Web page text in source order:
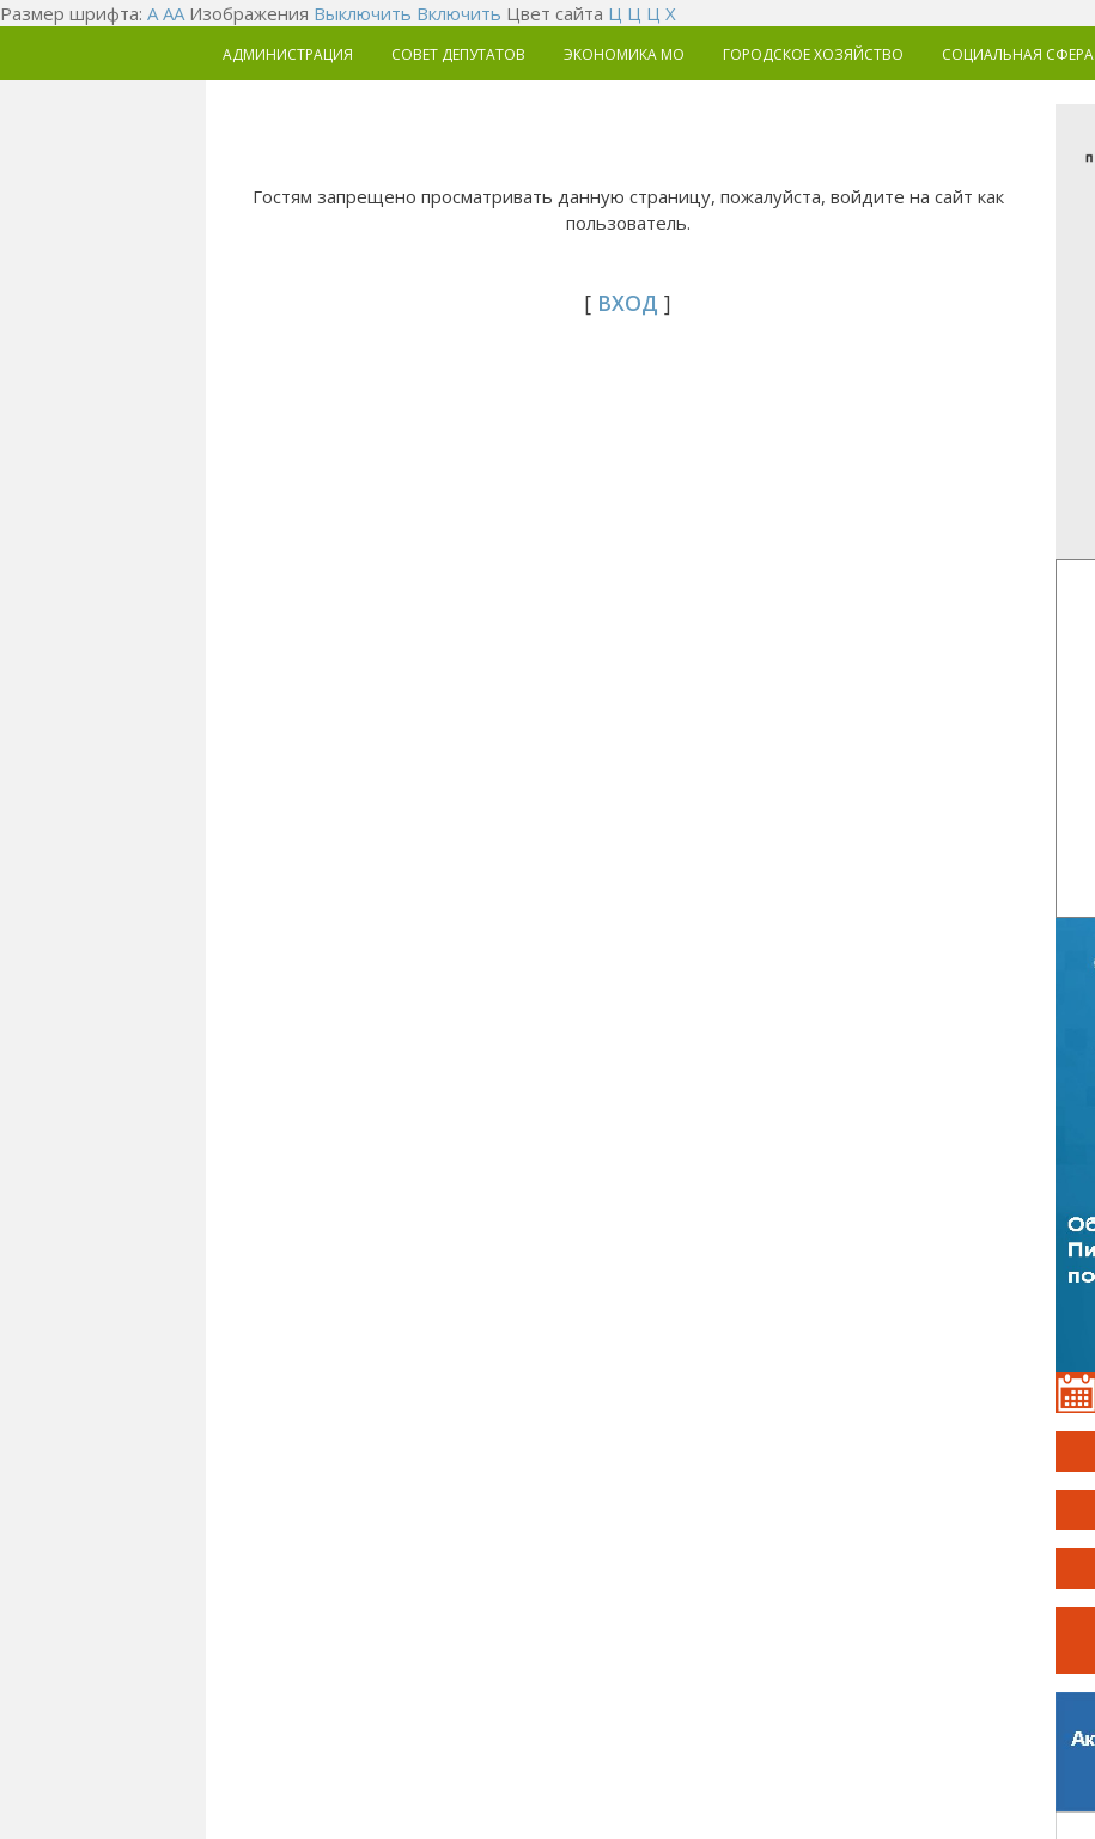
Размер шрифта: A AAИзображения Выключить Включить Цвет сайта Ц Ц Ц Х
АДМИНИСТРАЦИЯ СОВЕТ ДЕПУТАТОВ ЭКОНОМИКА MO ГОРОДСКОЕ ХОЗЯЙСТВО СОЦИАЛЬНАЯ СФЕРА
Гостям запрещено просматривать данную страницу, пожалуйста, войдите на сайт как
пользователь.
[ ВХОД ]